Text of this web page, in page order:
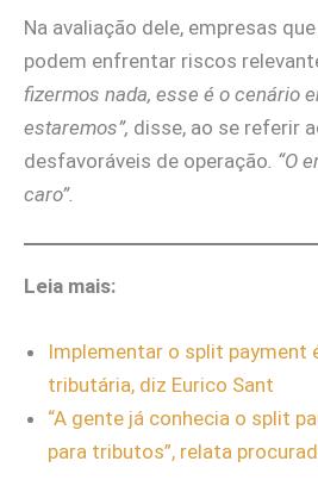
Na avaliação dele, empresas
podem enfrentar riscos
fizermos nada, esse é o cenário
estaremos”, disse, ao se referir
desfavoráveis de operação. “O
caro”.
Leia mais:
Implementar o split payment
tributária, diz Eurico Sant
“A gente já conhecia o split
para tributos”, relata